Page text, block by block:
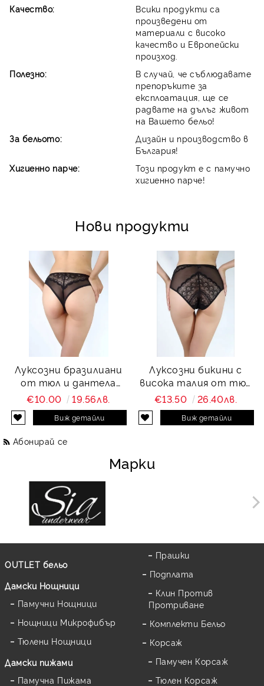
Качество:
Всики продукти са
произведени от
материали с високо
качество и Европейски
произход.
Полезно:
В случай, че съблюдавате
препоръките за
експлоатация, ще се
радвате на дълъг живот
на Вашето бельо!
За бельото:
Дизайн и производство в
България!
Хигиенно парче:
Този продукт е с памучно
хигиенно парче!
Нови продукти
Луксозни бразилиани
от тюл и дантела
Charity
€10.00 19.56лв.
Виж детайли
Луксозни бикини с
висока талия от тюл
и дантела Charity
€13.50 26.40лв.
Виж детайли
Абонирай се
Марки
OUTLET бельо
Дамски Нощници
Памучни Нощници
Нощници Микрофибър
Тюлени Нощници
Дамски пижами
Памучна Пижама
Прашки
Подплата
Клин Против
Протриване
Комплекти Бельо
Корсаж
Памучен Корсаж
Тюлен Корсаж